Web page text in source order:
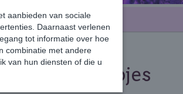
Verzorging SALE
10 rozen zeepjes
aanbieden van sociale
Daarnaast verlenen
tot informatie over hoe
combinatie met andere
van hun diensten of die u